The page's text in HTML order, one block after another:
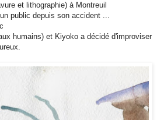
et lithographie) à Montreuil
public depuis son accident ...
humains) et Kiyoko a décidé d'improviser